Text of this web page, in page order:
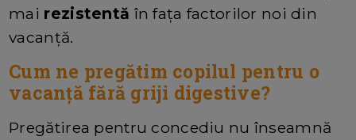
mai rezistentă în fața factorilor noi din
vacanță.
Cum ne pregătim copilul pentru o
vacanță fără griji digestive?
Pregătirea pentru concediu nu înseamnă